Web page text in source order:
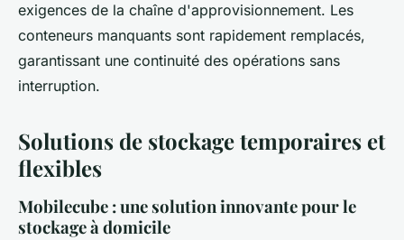
exigences de la chaîne d'approvisionnement. Les
conteneurs manquants sont rapidement remplacés,
garantissant une continuité des opérations sans
interruption.
Solutions de stockage temporaires et
flexibles
Mobilecube : une solution innovante pour le
stockage à domicile